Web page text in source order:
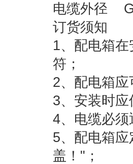
电缆外径
订货须知
1、配电箱
符；
2、配电箱
3、安装时
4、电缆必
5、配电箱
盖！"；